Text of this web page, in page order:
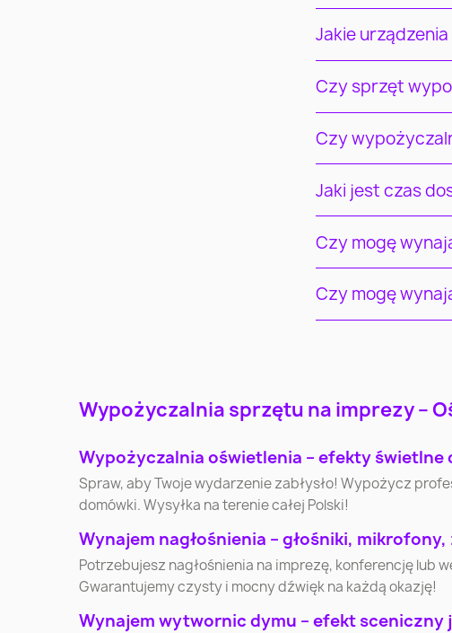
Olsztyn Bielsko-Biała
Elbląg Płock
Słupsk Jaworzno
Jakie
Czy sprzęt
Czy
Jaki jest czas
Czy mogę
Czy mogę
Wypożyczalnia sprzętu na imprezy –
Wypożyczalnia oświetlenia – efekty świetlne
Spraw, aby Twoje wydarzenie zabłysło! Wypożycz
domówki. Wysyłka na terenie całej Polski!
Wynajem nagłośnienia – głośniki, mikrofony,
Potrzebujesz nagłośnienia na imprezę, konferencję lub
Gwarantujemy czysty i mocny dźwięk na każdą okazję!
Wynajem wytwornic dymu – efekt sceniczny